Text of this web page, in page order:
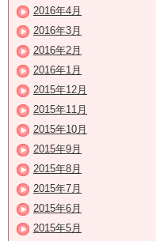
2016年4月
2016年3月
2016年2月
2016年1月
2015年12月
2015年11月
2015年10月
2015年9月
2015年8月
2015年7月
2015年6月
2015年5月